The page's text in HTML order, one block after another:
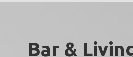
Bar &